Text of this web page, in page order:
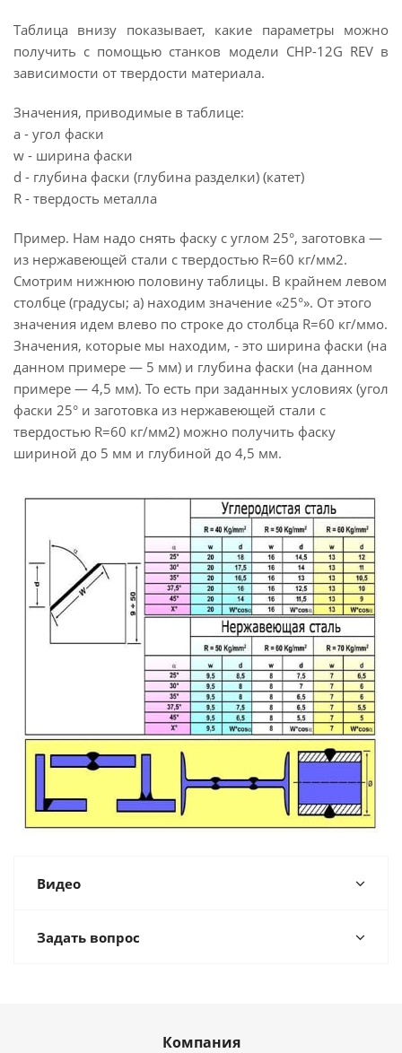
Таблица внизу показывает, какие параметры можно
получить с помощью станков модели СНР-12G REV в
зависимости от твердости материала.
Значения, приводимые в таблице:
а - угол фаски
w - ширина фаски
d - глубина фаски (глубина разделки) (катет)
R - твердость металла
Пример. Нам надо снять фаску с углом 25°, заготовка —
из нержавеющей стали с твердостью R=60 кг/мм2.
Смотрим нижнюю половину таблицы. В крайнем левом
столбце (градусы; а) находим значение «25°». От этого
значения идем влево по строке до столбца R=60 кг/ммо.
Значения, которые мы находим, - это ширина фаски (на
данном примере — 5 мм) и глубина фаски (на данном
примере — 4,5 мм). То есть при заданных условиях (угол
фаски 25° и заготовка из нержавеющей стали с
твердостью R=60 кг/мм2) можно получить фаску
шириной до 5 мм и глубиной до 4,5 мм.
Видео
Задать вопрос
Компания